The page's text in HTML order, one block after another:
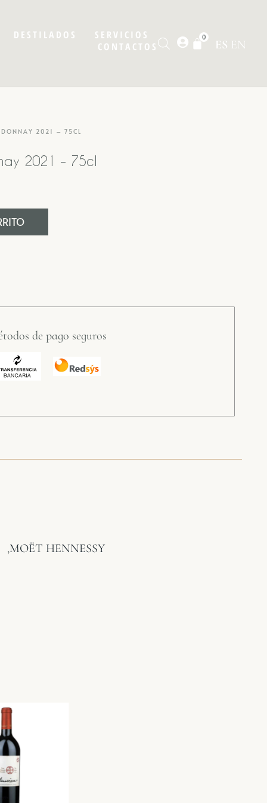
DESTILADOS
SERVICIOS
CONTACTOS
0
ES EN
2021 – 75CL
2021 – 75cl
de pago seguros
,MOËT HENNESSY